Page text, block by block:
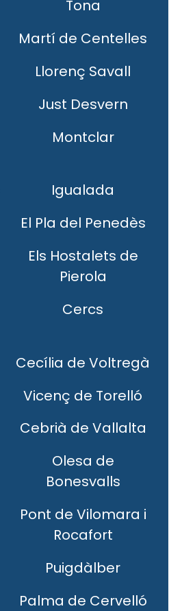
Tona
Martí de Centelles
Llorenç Savall
Just Desvern
Montclar
Igualada
El Pla del Penedès
Els Hostalets de
Pierola
Cercs
Cecília de Voltregà
Vicenç de Torelló
Cebrià de Vallalta
Olesa de
Bonesvalls
Pont de Vilomara i
Rocafort
Puigdàlber
Palma de Cervelló